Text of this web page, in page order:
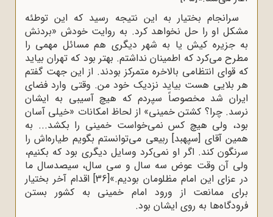
سرانجام‌ بختیار به‌ این‌ نتیجه‌ رسید که‌ این‌ توطئه‌
مشکل‌ او را حل‌ نخواهد کرد. به ‌روایت‌ خودش‌ «بردنش‌
به‌ جزیره‌‌ کیش‌ یا به‌ شهر دیگری‌ هم‌ مسائل‌ مهمی‌ را
مطرح ‌می‌کرد که‌ اطمینان‌ نداشتم‌. بهتر بود که‌ تهران‌ بیاید
که‌ قوای‌ انتظامی‌ بالاخره‌ متمرکز بودند. از این‌ جهت‌ گفتم‌
هر بلایی‌ هست‌ بیاید نزدیک‌ خود من‌. وقتی‌ وارد فضای‌
ایران ‌شد مخصوصاً سپردم‌ که‌ هیچ‌ آسیبی‌ به‌ ایشان‌
نرسد. چرا؟ کشتن‌ خمینی‌» از لحاظ‌ امکانات‌ «خیلی‌ آسان‌
بود، ولی‌ هیچ‌ کس‌ نمی‌خواست‌ خمینی‌ را بکشد... به‌
همین‌ آقای‌ [سپهبد] ربیعی‌ می‌توانستم‌ بگویم‌ طیاره‌اش‌ را
سرنگون‌ کند. اگر او نمی‌کرد وسایل‌ دیگری‌ بود که‌ بکنیم‌،
ولی‌ آن‌ وقت‌ عوض‌ سه‌ سال‌ و سی‌ سال‌، سیصدسال‌ ما
در عزای‌ این‌ امام‌ مظلومان‌ بودیم‌.»[36]
اقدام آخر بختیار
برای ممانعت از ورود امام خمینی به کشور بستن
فرودگاه‌ها به روی ایشان بود.